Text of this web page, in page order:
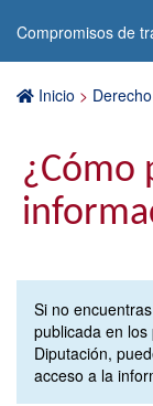
Compromisos de
Inicio >
¿Cómo
Si no
publicada en
Diputación,
acceso a la